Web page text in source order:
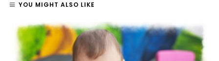
YOU MIGHT ALSO LIKE